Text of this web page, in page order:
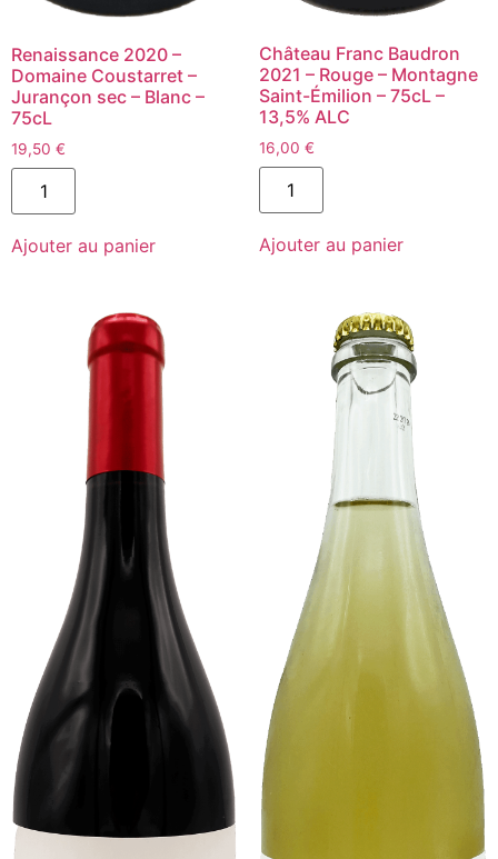
Renaissance 2020 –
Domaine Coustarret –
Jurançon sec – Blanc –
75cL
19,50 €
quantité
Renaissance
-
Domaine
Ajouter au panier
Château Franc Baudron
2021 – Rouge – Montagne
Saint-Émilion – 75cL –
13,5% ALC
16,00 €
quantité
Château
Baudron
2021
Montagne
Ajouter au panier